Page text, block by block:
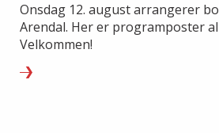
Onsdag 12. august arrangerer
Arendal. Her er programposter
Velkommen!